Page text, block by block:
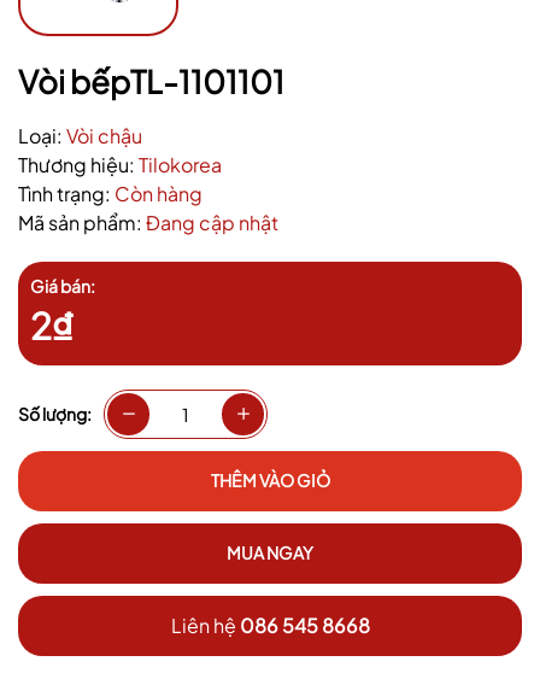
Vòi bếpTL-1101101
Loại: Vòi chậu
Thương hiệu: Tilokorea
Tình trạng: Còn hàng
Mã sản phẩm: Đang cập nhật
Giá bán:
2₫
Số lượng:
THÊM VÀO GIỎ
MUA NGAY
Liên hệ 086 545 8668